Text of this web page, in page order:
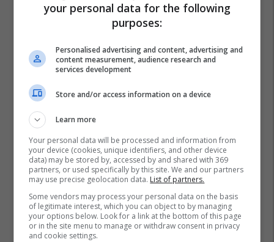
your personal data for the following
purposes:
Personalised advertising and content, advertising and
content measurement, audience research and
services development
Store and/or access information on a device
Learn more
Your personal data will be processed and information from
your device (cookies, unique identifiers, and other device
data) may be stored by, accessed by and shared with 369
partners, or used specifically by this site. We and our partners
may use precise geolocation data. List of partners.
Some vendors may process your personal data on the basis
of legitimate interest, which you can object to by managing
your options below. Look for a link at the bottom of this page
or in the site menu to manage or withdraw consent in privacy
and cookie settings.